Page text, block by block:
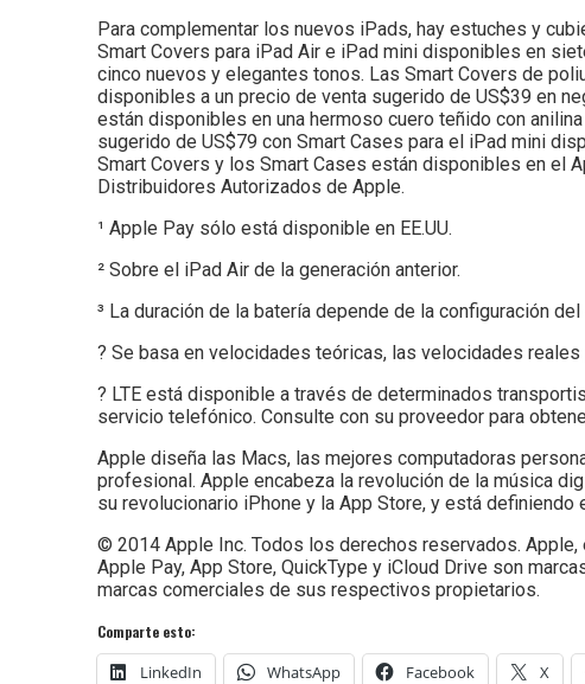
Para complementar los nuevos iPads, hay estuches y
Smart Covers para iPad Air e iPad mini disponibles en
cinco nuevos y elegantes tonos. Las Smart Covers de
disponibles a un precio de venta sugerido de US$39 en
están disponibles en una hermoso cuero teñido con
sugerido de US$79 con Smart Cases para el iPad mini
Smart Covers y los Smart Cases están disponibles en el
Distribuidores Autorizados de Apple.
¹ Apple Pay sólo está disponible en EE.UU.
² Sobre el iPad Air de la generación anterior.
³ La duración de la batería depende de la configuración
? Se basa en velocidades teóricas, las velocidades reales
? LTE está disponible a través de determinados
servicio telefónico. Consulte con su proveedor para
Apple diseña las Macs, las mejores computadoras
profesional. Apple encabeza la revolución de la música
su revolucionario iPhone y la App Store, y está
© 2014 Apple Inc. Todos los derechos reservados. Apple,
Apple Pay, App Store, QuickType y iCloud Drive son
marcas comerciales de sus respectivos propietarios.
Comparte esto:
LinkedIn WhatsApp Facebook X